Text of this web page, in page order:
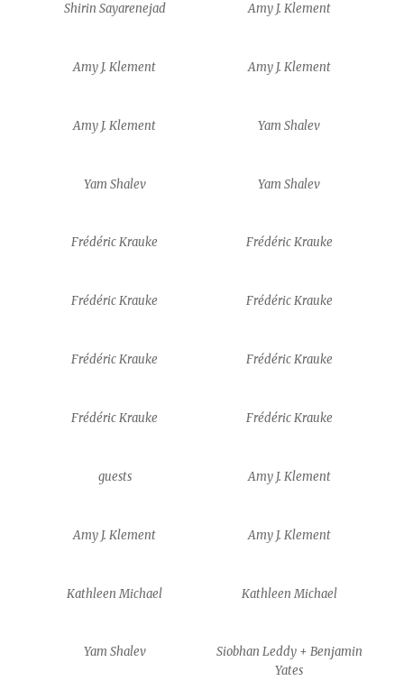
Shirin Sayarenejad Amy J. Klement
Amy J. Klement Amy J. Klement
Amy J. Klement Yam Shalev
Yam Shalev Yam Shalev
Frédéric Krauke Frédéric Krauke
Frédéric Krauke Frédéric Krauke
Frédéric Krauke Frédéric Krauke
Frédéric Krauke Frédéric Krauke
guests Amy J. Klement
Amy J. Klement Amy J. Klement
Kathleen Michael Kathleen Michael
Yam Shalev
Siobhan Leddy + Benjamin
Yates